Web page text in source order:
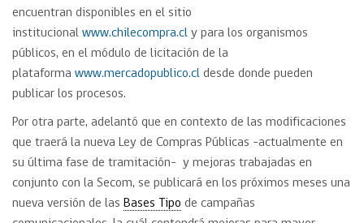
encuentran disponibles en el sitio
institucional www.chilecompra.cl y para los organismos
públicos, en el módulo de licitación de la
plataforma www.mercadopublico.cl desde donde pueden
publicar los procesos.
Por otra parte, adelantó que en contexto de las modificaciones
que traerá la nueva Ley de Compras Públicas -actualmente en
su última fase de tramitación- y mejoras trabajadas en
conjunto con la Secom, se publicará en los próximos meses una
nueva versión de las Bases Tipo de campañas